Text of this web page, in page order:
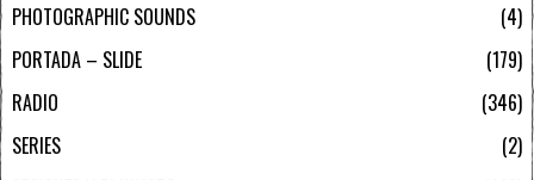
PHOTOGRAPHIC SOUNDS
4
PORTADA – SLIDE
179
RADIO
346
SERIES
2